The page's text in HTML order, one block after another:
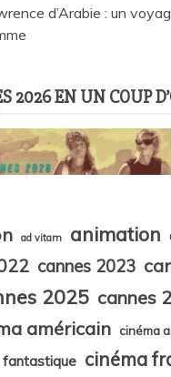
d’Arabie : un
2026 EN UN COUP
ad vitam animation
cannes 2023
2025 cannes
américain
cinéma
fantastique cinéma